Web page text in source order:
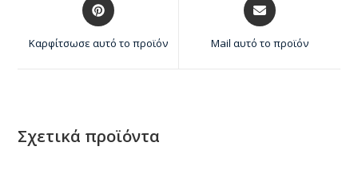
Καρφίτσωσε αυτό το προϊόν Mail αυτό το προϊόν
Σχετικά προϊόντα